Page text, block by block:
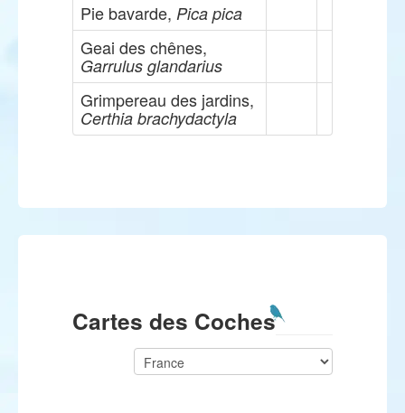
Pie bavarde, Pica pica
Geai des chênes,
Garrulus glandarius
Grimpereau des jardins,
Certhia brachydactyla
Cartes des Coches